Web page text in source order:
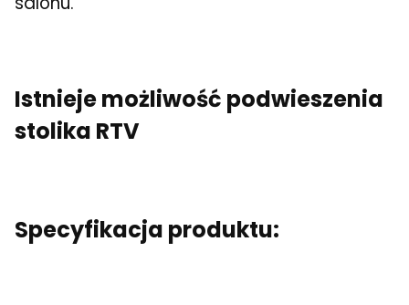
Istnieje możliwość podwieszenia
stolika RTV
Specyfikacja produktu: